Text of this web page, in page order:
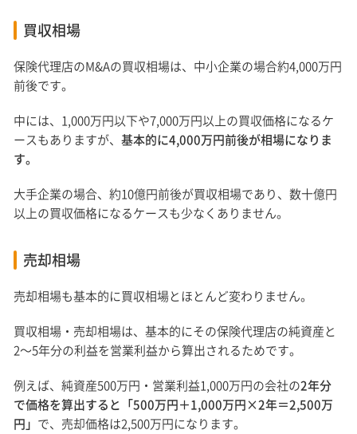
買収相場
保険代理店のM&Aの買収相場は、中小企業の場合約4,000万円
前後です。
中には、1,000万円以下や7,000万円以上の買収価格になるケ
ースもありますが、基本的に4,000万円前後が相場になりま
す。
大手企業の場合、約10億円前後が買収相場であり、数十億円
以上の買収価格になるケースも少なくありません。
売却相場
売却相場も基本的に買収相場とほとんど変わりません。
買収相場・売却相場は、基本的にその保険代理店の純資産と
2〜5年分の利益を営業利益から算出されるためです。
例えば、純資産500万円・営業利益1,000万円の会社の2年分
で価格を算出すると「500万円＋1,000万円×2年＝2,500万
円」 で、売却価格は2,500万円になります。